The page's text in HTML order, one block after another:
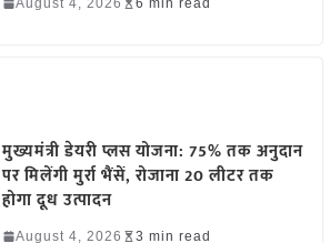
मुख्यमंत्री डेयरी प्लस योजना: 75% तक अनुदान
पर मिलेंगी मुर्रा भैंसें, रोजाना 20 लीटर तक
होगा दूध उत्पादन
August 4, 2026 3 min read